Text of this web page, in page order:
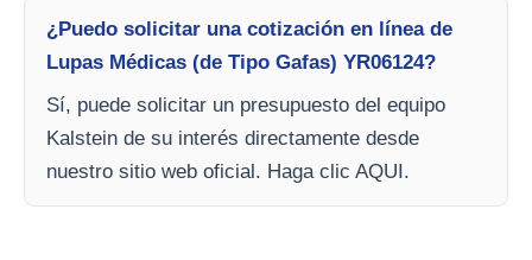
¿Puedo solicitar una cotización en línea de
Lupas Médicas (de Tipo Gafas) YR06124?
Sí, puede solicitar un presupuesto del equipo
Kalstein de su interés directamente desde
nuestro sitio web oficial. Haga clic AQUI.